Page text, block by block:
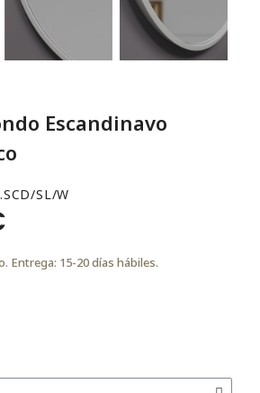
Escandinavo
SL/W
Entrega: 15-20 días hábiles.